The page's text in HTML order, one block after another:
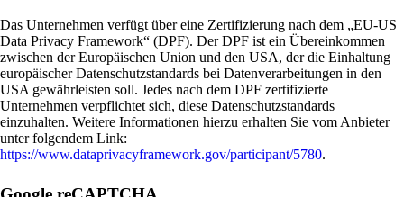
Das Unternehmen verfügt über eine Zertifizierung nach dem „EU-US
Data Privacy Framework“ (DPF). Der DPF ist ein Übereinkommen
zwischen der Europäischen Union und den USA, der die Einhaltung
europäischer Datenschutzstandards bei Datenverarbeitungen in den
USA gewährleisten soll. Jedes nach dem DPF zertifizierte
Unternehmen verpflichtet sich, diese Datenschutzstandards
einzuhalten. Weitere Informationen hierzu erhalten Sie vom Anbieter
unter folgendem Link:
https://www.dataprivacyframework.gov/participant/5780.